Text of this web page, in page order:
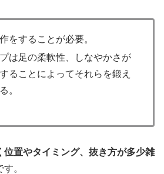
をすることが必要。
は足の柔軟性、しなやかさが
ることによってそれらを鍛え
。
位置やタイミング、抜き方が多少雑
す。